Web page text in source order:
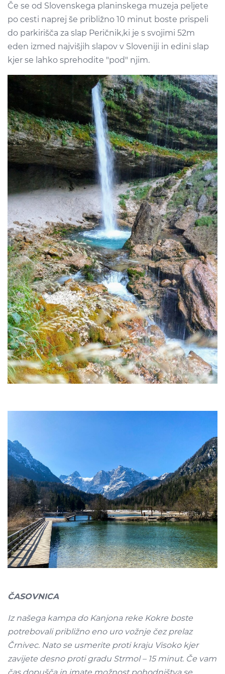
Če se od Slovenskega planinskega muzeja peljete
po cesti naprej še približno 10 minut boste prispeli
do parkirišča za slap Peričnik,ki je s svojimi 52m
eden izmed najvišjih slapov v Sloveniji in edini slap
kjer se lahko sprehodite "pod" njim.
ČASOVNICA
Iz našega kampa do Kanjona reke Kokre boste
potrebovali približno eno uro vožnje čez prelaz
Črnivec. Nato se usmerite proti kraju Visoko kjer
zavijete desno proti gradu Strmol – 15 minut. Če vam